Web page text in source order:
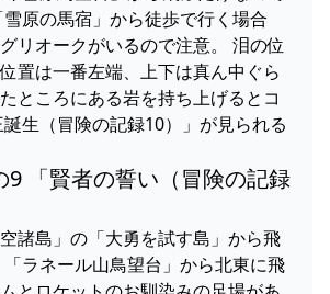
原の馬宿」から徒歩で行く場合
リオークがいるので注意。 泪の位
置は一番左端、上下は真ん中ぐら
ところにある岩を持ち上げるとコ
誕生（冒険の記録10）」が見られる
9 「賢者の誓い（冒険の記録
空諸島」の「大勇を試す島」から飛
ラネール山鳥望台」から北東に飛